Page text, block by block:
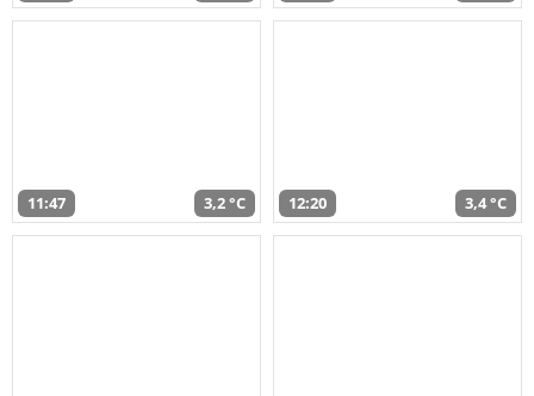
11:47 3,2 °C 12:20 3,4 °C